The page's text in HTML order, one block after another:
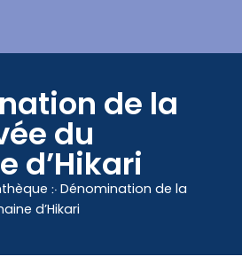
de la
du
d’Hikari
჻ Dénomination de la
d’Hikari